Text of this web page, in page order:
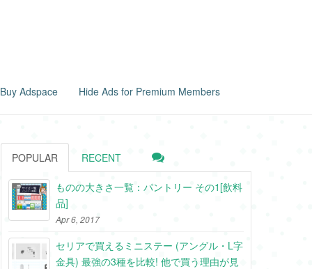
Buy Adspace Hide Ads for Premium Members
POPULAR RECENT
ものの大きさ一覧：パントリー その1[飲料
品]
Apr 6, 2017
セリアで買えるミニステー (アングル・L字
金具) 最強の3種を比較! 他で買う理由が見